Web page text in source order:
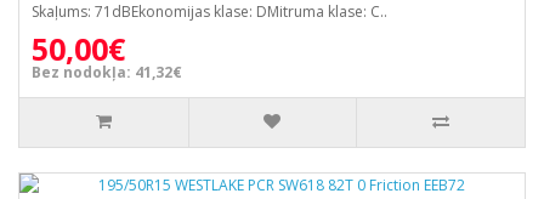
Skaļums: 71dBEkonomijas klase: DMitruma klase: C..
50,00€
Bez nodokļa: 41,32€